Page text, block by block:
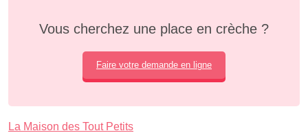
Vous cherchez une place en crèche ?
Faire votre demande en ligne
La Maison des Tout Petits